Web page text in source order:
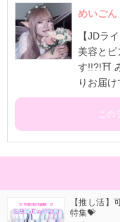
めいごん
【JDラ
美容と
す!!?!⛩️
りお届
この
【推し活
特集💝